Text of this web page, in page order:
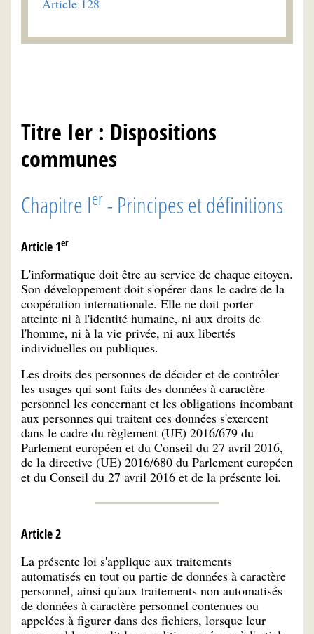
Article 128
Titre Ier : Dispositions
communes
Chapitre Ier- Principes et définitions
Article 1er
L'informatique doit être au service de chaque citoyen.
Son développement doit s'opérer dans le cadre de la
coopération internationale. Elle ne doit porter
atteinte ni à l'identité humaine, ni aux droits de
l'homme, ni à la vie privée, ni aux libertés
individuelles ou publiques.
Les droits des personnes de décider et de contrôler
les usages qui sont faits des données à caractère
personnel les concernant et les obligations incombant
aux personnes qui traitent ces données s'exercent
dans le cadre du règlement (UE) 2016/679 du
Parlement européen et du Conseil du 27 avril 2016,
de la directive (UE) 2016/680 du Parlement européen
et du Conseil du 27 avril 2016 et de la présente loi.
Article 2
La présente loi s'applique aux traitements
automatisés en tout ou partie de données à caractère
personnel, ainsi qu'aux traitements non automatisés
de données à caractère personnel contenues ou
appelées à figurer dans des fichiers, lorsque leur